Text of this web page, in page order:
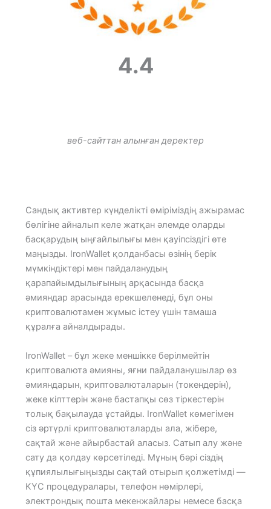
4.4
веб-сайттан алынған деректер
Сандық активтер күнделікті өміріміздің ажырамас
бөлігіне айналып келе жатқан әлемде оларды
басқарудың ыңғайлылығы мен қауіпсіздігі өте
маңызды. IronWallet қолданбасы өзінің берік
мүмкіндіктері мен пайдаланудың
қарапайымдылығының арқасында басқа
әмияндар арасында ерекшеленеді, бұл оны
криптовалютамен жұмыс істеу үшін тамаша
құралға айналдырады.
IronWallet – бұл жеке меншікке берілмейтін
криптовалюта әмияны, яғни пайдаланушылар өз
әмияндарын, криптовалюталарын (токендерін),
жеке кілттерін және бастапқы сөз тіркестерін
толық бақылауда ұстайды. IronWallet көмегімен
сіз әртүрлі криптовалюталарды ала, жібере,
сақтай және айырбастай аласыз. Сатып алу және
сату да қолдау көрсетіледі. Мұның бәрі сіздің
құпиялылығыңызды сақтай отырып қолжетімді —
KYC процедуралары, телефон нөмірлері,
электрондық пошта мекенжайлары немесе басқа